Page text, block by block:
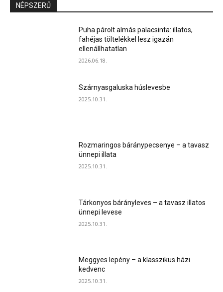
NÉPSZERŰ
Puha párolt almás palacsinta: illatos,
fahéjas töltelékkel lesz igazán
ellenállhatatlan
2026.06.18.
Szárnyasgaluska húslevesbe
2025.10.31.
Rozmaringos báránypecsenye – a tavasz
ünnepi illata
2025.10.31.
Tárkonyos bárányleves – a tavasz illatos
ünnepi levese
2025.10.31.
Meggyes lepény – a klasszikus házi
kedvenc
2025.10.31.